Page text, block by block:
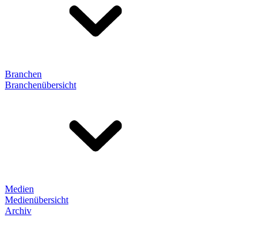
Branchen
Branchenübersicht
Medien
Medienübersicht
Archiv